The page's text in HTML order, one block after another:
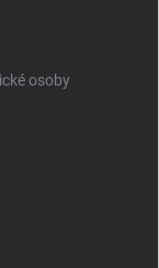
osoby